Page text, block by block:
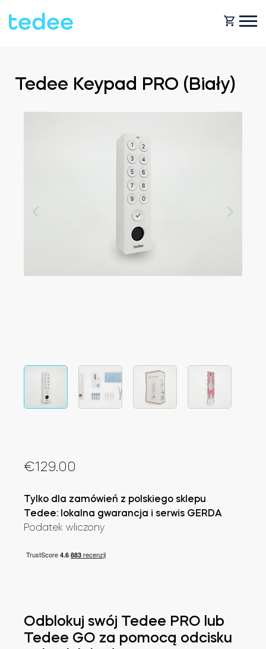
Adaptery Tedee
Dostępy do domu
POMOC
Tedee Keypad PRO (Biały)
€129.00
Tylko dla zamówień z polskiego sklepu
Tedee: lokalna gwarancja i serwis GERDA
Podatek wliczony
Odblokuj swój Tedee PRO lub
Tedee GO za pomocą odcisku